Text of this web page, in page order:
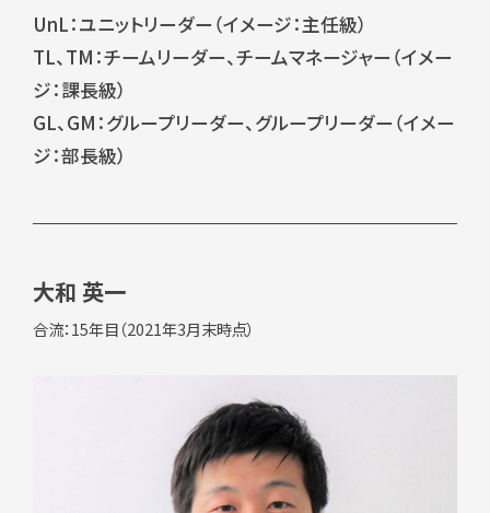
UnL：ユニットリーダー（イメージ：主任級）
TL、TM：チームリーダー、チームマネージャー（イメー
ジ：課長級）
GL、GM：グループリーダー、グループリーダー（イメー
ジ：部長級）
大和 英一
合流：15年目（2021年3月末時点）